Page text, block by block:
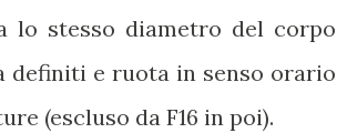
lo stesso diametro del corpo
definiti e ruota in senso orario
(escluso da F16 in poi).